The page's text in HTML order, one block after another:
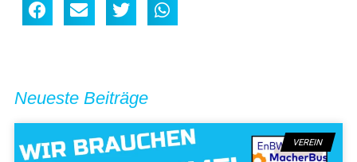
Neueste Beiträge
VEREIN